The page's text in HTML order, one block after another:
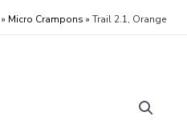
» Micro Crampons » Trail 2.1, Orange